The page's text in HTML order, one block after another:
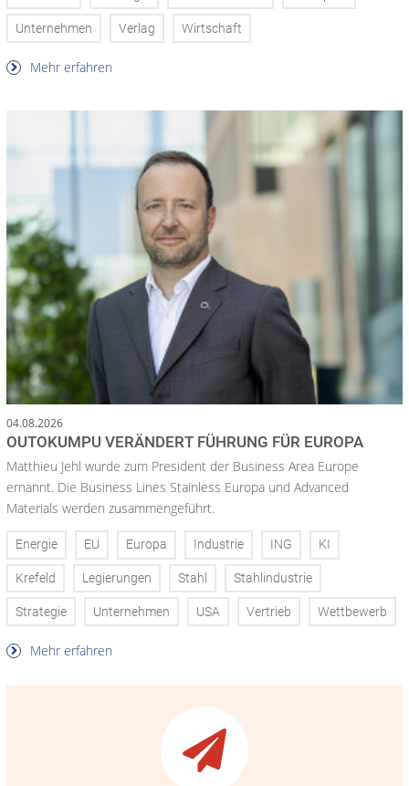
Unternehmen Verlag Wirtschaft
Mehr erfahren
04.08.2026
OUTOKUMPU VERÄNDERT FÜHRUNG FÜR EUROPA
Matthieu Jehl wurde zum President der Business Area Europe
ernannt. Die Business Lines Stainless Europa und Advanced
Materials werden zusammengeführt.
Energie EU Europa Industrie ING KI
Krefeld Legierungen Stahl Stahlindustrie
Strategie Unternehmen USA Vertrieb Wettbewerb
Mehr erfahren